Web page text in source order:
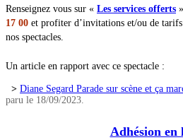
Renseignez vous sur « Les services offerts
17 00 et profiter d’invitations et/ou de
nos spectacles.
Un article en rapport avec ce spectacle :
> Diane Segard Parade sur scène et ça
paru le 18/09/2023.
Adhésion en